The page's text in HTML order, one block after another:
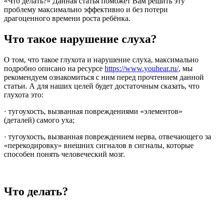
проблему максимально эффективно и без потери
драгоценного времени роста ребёнка.
Что такое нарушение слуха?
О том, что такое глухота и нарушение слуха, максимально
подробно описано на ресурсе https://www.youhear.ru/, мы
рекомендуем ознакомиться с ним перед прочтением данной
статьи. А для наших целей будет достаточным сказать, что
глухота это:
· тугоухость, вызванная повреждениями «элементов»
(деталей) самого уха;
· тугоухость, вызванная повреждением нерва, отвечающего за
«перекодировку» внешних сигналов в сигналы, которые
способен понять человеческий мозг.
Что делать?